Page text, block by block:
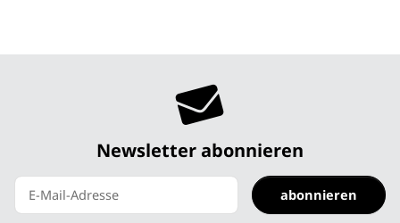
Newsletter abonnieren
abonnieren